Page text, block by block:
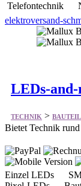
Telefontechnik
elektroversand-
LEDs-and-
TECHNIK >
Bietet Technik
Einzel LEDs